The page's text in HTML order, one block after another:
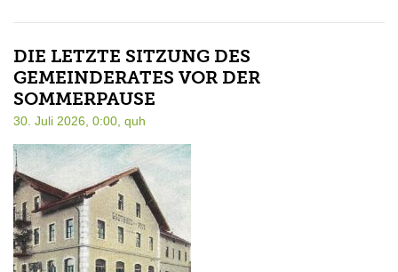
DIE LETZTE SITZUNG DES
GEMEINDERATES VOR DER
SOMMERPAUSE
30. Juli 2026, 0:00, quh